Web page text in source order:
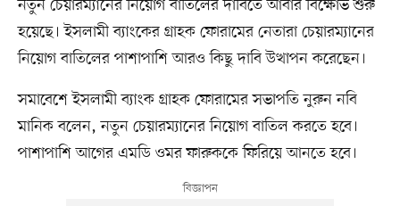
নতুন চেয়ারম্যানের নিয়োগ বাতিলের দাবিতে আবার বিক্ষোভ শুরু
হয়েছে। ইসলামী ব্যাংকের গ্রাহক ফোরামের নেতারা চেয়ারম্যানের
নিয়োগ বাতিলের পাশাপাশি আরও কিছু দাবি উত্থাপন করেছেন।
সমাবেশে ইসলামী ব্যাংক গ্রাহক ফোরামের সভাপতি নুরুন নবি
মানিক বলেন, নতুন চেয়ারম্যানের নিয়োগ বাতিল করতে হবে।
পাশাপাশি আগের এমডি ওমর ফারুককে ফিরিয়ে আনতে হবে।